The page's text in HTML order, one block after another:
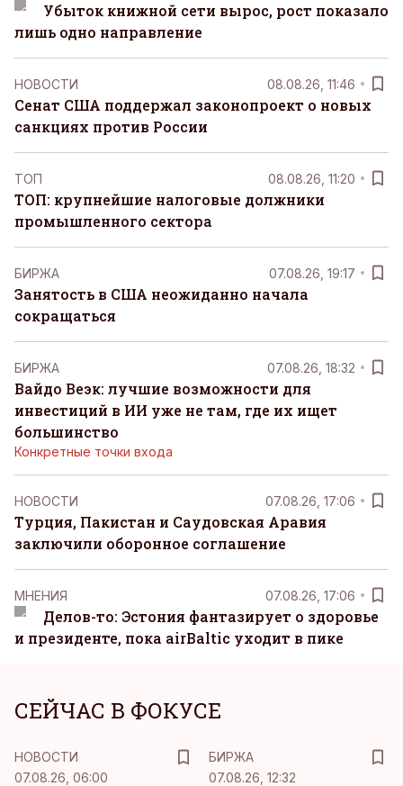
Убыток книжной сети вырос, рост показало
лишь одно направление
НОВОСТИ 08.08.26, 11:46
Сенат США поддержал законопроект о новых
санкциях против России
ТОП 08.08.26, 11:20
ТОП: крупнейшие налоговые должники
промышленного сектора
БИРЖА 07.08.26, 19:17
Занятость в США неожиданно начала
сокращаться
БИРЖА 07.08.26, 18:32
Вайдо Веэк: лучшие возможности для
инвестиций в ИИ уже не там, где их ищет
большинство
Конкретные точки входа
НОВОСТИ 07.08.26, 17:06
Турция, Пакистан и Саудовская Аравия
заключили оборонное соглашение
MНЕНИЯ 07.08.26, 17:06
Делов-то: Эстония фантазирует о здоровье
и президенте, пока airBaltic уходит в пике
СЕЙЧАС В ФОКУСЕ
НОВОСТИ
07.08.26, 06:00
БИРЖА
07.08.26, 12:32